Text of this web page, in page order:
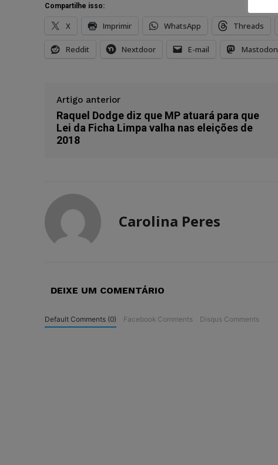
Compartilhe isso:
X Imprimir WhatsApp Threads
Reddit Nextdoor E-mail Mastodon
Artigo anterior
Raquel Dodge diz que MP atuará para que
Lei da Ficha Limpa valha nas eleições de
2018
Carolina Peres
DEIXE UM COMENTÁRIO
Default Comments (0) Facebook Comments Disqus Comments